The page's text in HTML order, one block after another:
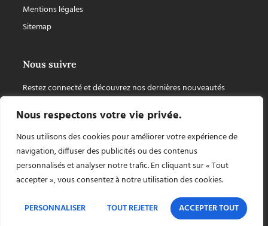
Nous respectons votre vie privée.
Nous utilisons des cookies pour améliorer votre expérience de
navigation, diffuser des publicités ou des contenus
personnalisés et analyser notre trafic. En cliquant sur « Tout
accepter », vous consentez à notre utilisation des cookies.
PERSONNALISER TOUT REJETER ACCEPTER TOUT
Mentions légales
Sitemap
Nous suivre
Restez connecté et découvrez nos dernières nouveautés
Copyright © 2026 Chapiteaux Cuellar, tout droit réservé, site internet créé par